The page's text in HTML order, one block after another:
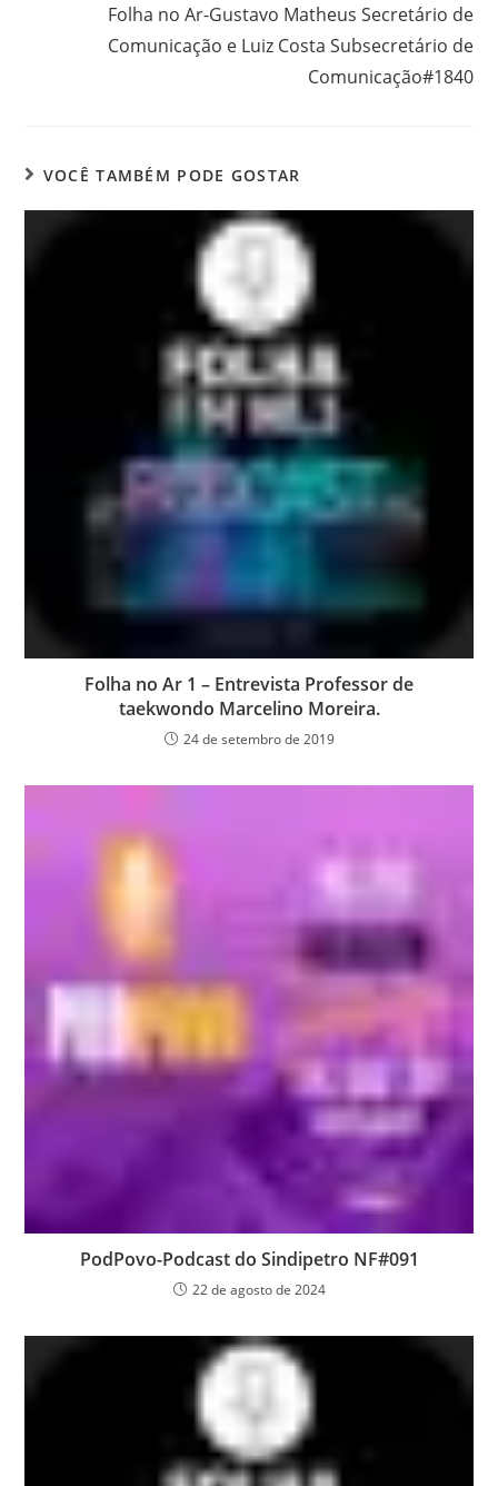
Folha no Ar-Gustavo Matheus Secretário de
Comunicação e Luiz Costa Subsecretário de
Comunicação#1840
VOCÊ TAMBÉM PODE GOSTAR
Folha no Ar 1 – Entrevista Professor de
taekwondo Marcelino Moreira.
24 de setembro de 2019
PodPovo-Podcast do Sindipetro NF#091
22 de agosto de 2024